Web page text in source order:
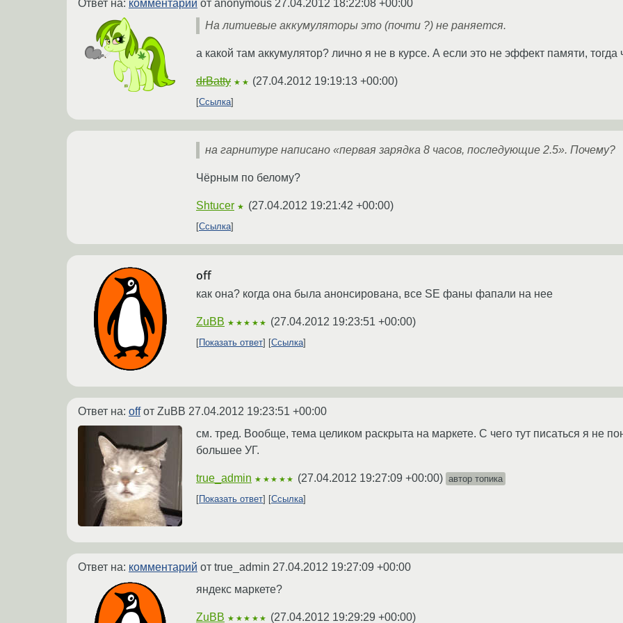
Ответ на: комментарий от anonymous 27.04.2012 18:22:08 +00:00
На литиевые аккумуляторы это (почти ?) не раняется.
а какой там аккумулятор? лично я не в курсе. А если это не эффект памяти, тогда
drBatty ★★ (27.04.2012 19:19:13 +00:00)
Ссылка
на гарнитуре написано «первая зарядка 8 часов, последующие 2.5». Почему?
Чёрным по белому?
Shtucer ★ (27.04.2012 19:21:42 +00:00)
Ссылка
off
как она? когда она была анонсирована, все SE фаны фапали на нее
ZuBB ★★★★★ (27.04.2012 19:23:51 +00:00)
Показать ответ Ссылка
Ответ на: offот ZuBB 27.04.2012 19:23:51 +00:00
см. тред. Вообще, тема целиком раскрыта на маркете. С чего тут писаться я не
большее УГ.
true_admin ★★★★★ (27.04.2012 19:27:09 +00:00) автор топика
Показать ответ
Ссылка
Ответ на: комментарий от true_admin 27.04.2012 19:27:09 +00:00
яндекс маркете?
ZuBB ★★★★★ (27.04.2012 19:29:29 +00:00)